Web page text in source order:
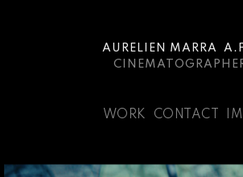
AURELIEN MARRA
WORK CONTACT